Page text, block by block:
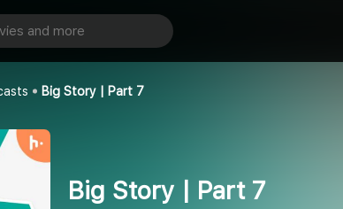
7
Big Story | Part 7
Big Story | Part 7